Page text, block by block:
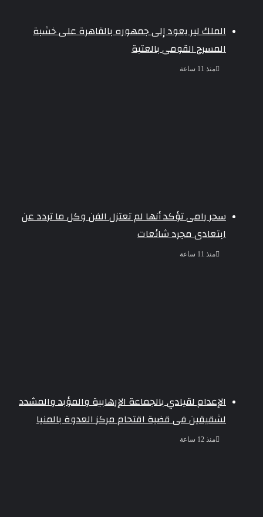
الملك لير يعود إلى جمهوره بالقاهرة على خشبة
المسرح القومى بالعتبة
منذ 11 ساعة
سحر رامى تؤكد أنها لم تعتزل الفن وكل ما تردد عن
ابتعادى مجرد شائعات
منذ 11 ساعة
الإعدام لقيادي بالجماعة الإرهابية والمؤبد والمشدد
لشقيقين فى قضية اقتحام مركز العدوة بالمنيا
منذ 12 ساعة